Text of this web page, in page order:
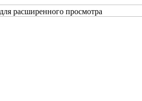
расширенного просмотра